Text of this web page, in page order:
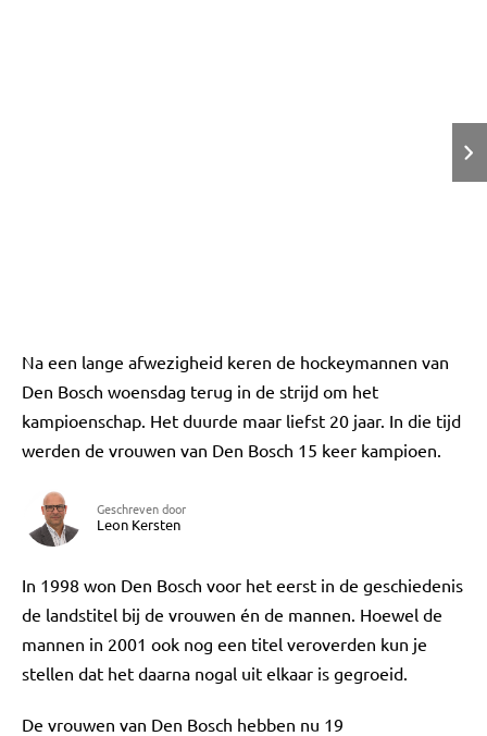
Na een lange afwezigheid keren de hockeymannen van
Den Bosch woensdag terug in de strijd om het
kampioenschap. Het duurde maar liefst 20 jaar. In die tijd
werden de vrouwen van Den Bosch 15 keer kampioen.
Geschreven door
Leon Kersten
In 1998 won Den Bosch voor het eerst in de geschiedenis
de landstitel bij de vrouwen én de mannen. Hoewel de
mannen in 2001 ook nog een titel veroverden kun je
stellen dat het daarna nogal uit elkaar is gegroeid.
De vrouwen van Den Bosch hebben nu 19